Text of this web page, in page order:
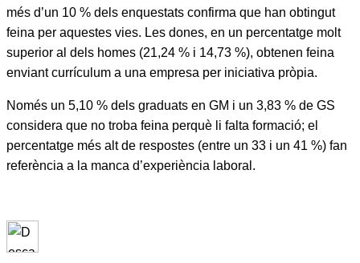
més d’un 10 % dels enquestats confirma que han obtingut
feina per aquestes vies. Les dones, en un percentatge molt
superior al dels homes (21,24 % i 14,73 %), obtenen feina
enviant currículum a una empresa per iniciativa pròpia.
Només un 5,10 % dels graduats en GM i un 3,83 % de GS
considera que no troba feina perquè li falta formació; el
percentatge més alt de respostes (entre un 33 i un 41 %) fan
referència a la manca d’experiència laboral.